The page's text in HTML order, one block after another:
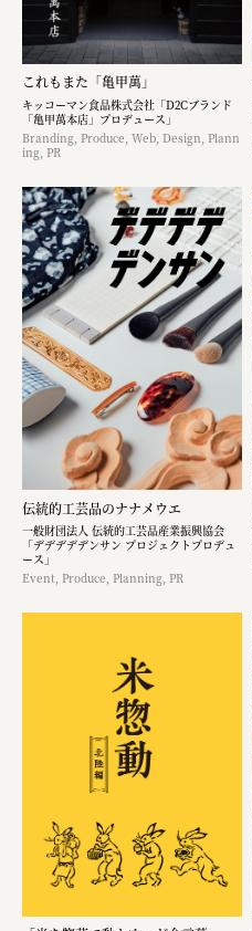
これもまた「亀甲萬」
キッコーマン食品株式会社「D2Cブランド
「亀甲萬本店」プロデュース」
Branding, Produce, Web, Design, Plann
ing, PR
伝統的工芸品のナナメウエ
一般財団法人 伝統的工芸品産業振興協会
「デデデデデンサン プロジェクトプロデュ
ース」
Event, Produce, Planning, PR